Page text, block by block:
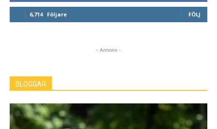
6,714 Följare FÖLJ
- Annons -
BLOGGAR